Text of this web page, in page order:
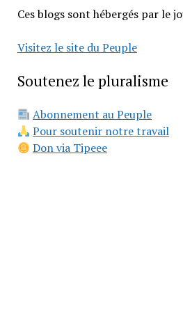
Ces blogs sont hébergés par le
Visitez le site du Peuple
Soutenez le pluralisme
Abonnement au Peuple
Pour soutenir notre travail
Don via Tipeee